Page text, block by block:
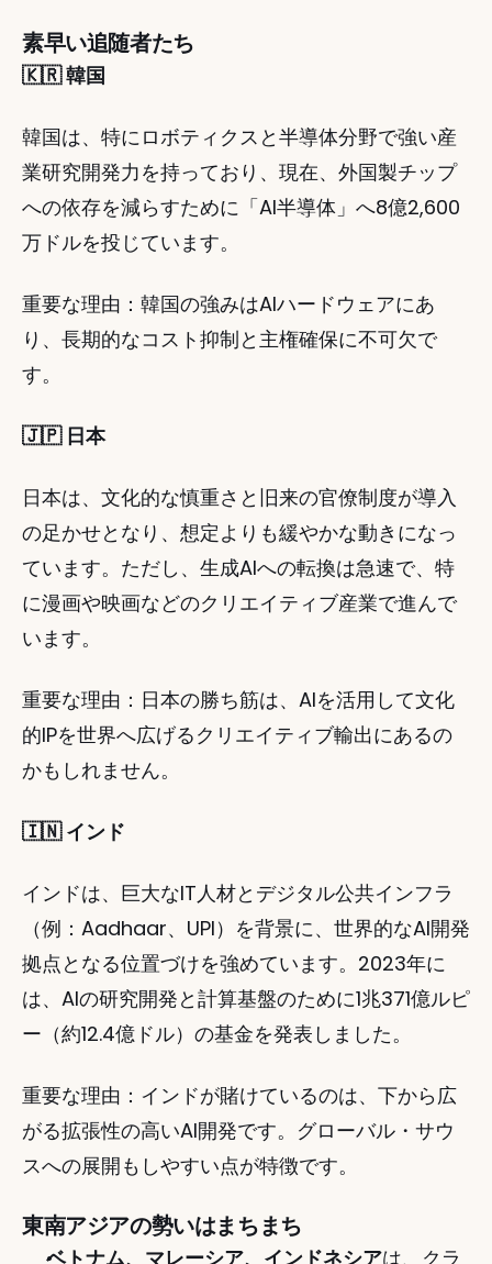
素早い追随者たち
🇰🇷 韓国
韓国は、特にロボティクスと半導体分野で強い産
業研究開発力を持っており、現在、外国製チップ
への依存を減らすために「AI半導体」へ8億2,600
万ドルを投じています。
重要な理由：韓国の強みはAIハードウェアにあ
り、長期的なコスト抑制と主権確保に不可欠で
す。
🇯🇵 日本
日本は、文化的な慎重さと旧来の官僚制度が導入
の足かせとなり、想定よりも緩やかな動きになっ
ています。ただし、生成AIへの転換は急速で、特
に漫画や映画などのクリエイティブ産業で進んで
います。
重要な理由：日本の勝ち筋は、AIを活用して文化
的IPを世界へ広げるクリエイティブ輸出にあるの
かもしれません。
🇮🇳 インド
インドは、巨大なIT人材とデジタル公共インフラ
（例：Aadhaar、UPI）を背景に、世界的なAI開発
拠点となる位置づけを強めています。2023年に
は、AIの研究開発と計算基盤のために1兆371億ルピ
ー（約12.4億ドル）の基金を発表しました。
重要な理由：インドが賭けているのは、下から広
がる拡張性の高いAI開発です。グローバル・サウ
スへの展開もしやすい点が特徴です。
東南アジアの勢いはまちまち
ベトナム、マレーシア、インドネシアは、クラ